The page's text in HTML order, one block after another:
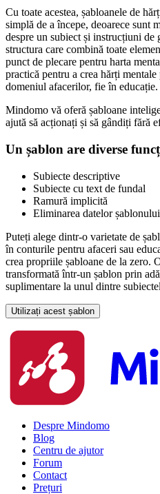
Cu toate acestea, șabloanele de
simplă de a începe, deoarece sunt
despre un subiect și instrucțiuni de
structura care combină toate
punct de plecare pentru harta
practică pentru a crea hărți
domeniul afacerilor, fie în educație.
Mindomo vă oferă șabloane
ajută să acționați și să gândiți fără
Un șablon are diverse
Subiecte descriptive
Subiecte cu text de fundal
Ramură implicită
Eliminarea datelor șablonului
Puteți alege dintr-o varietate de
în conturile pentru afaceri sau
crea propriile șabloane de la zero.
transformată într-un șablon prin
suplimentare la unul dintre
Utilizați acest șablon
Despre Mindomo
Blog
Centru de ajutor
Forum
Contact
Prețuri